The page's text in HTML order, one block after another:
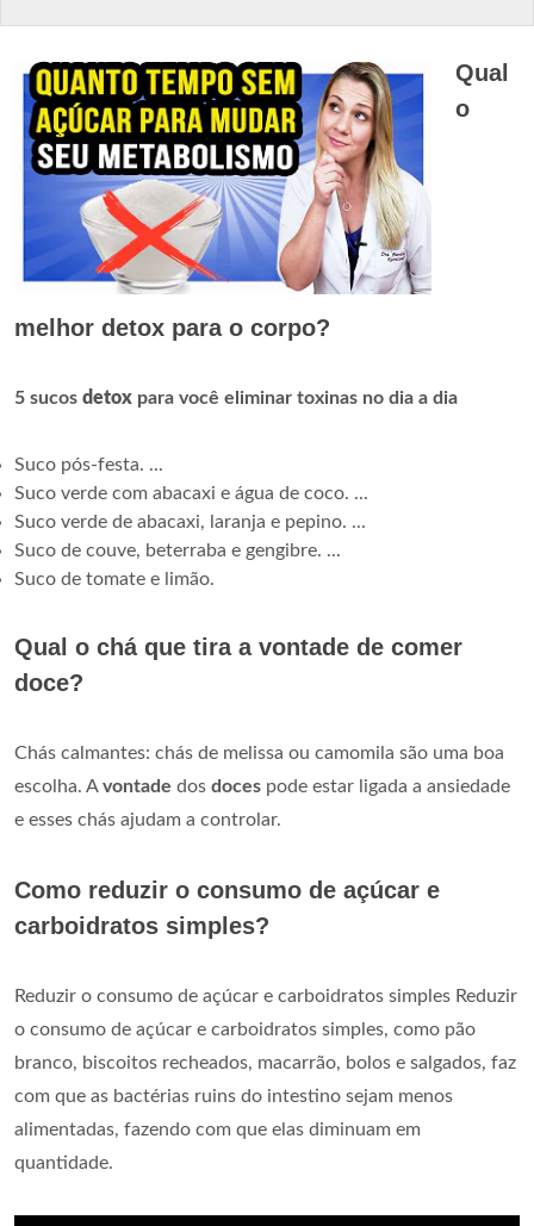
Qual
o
melhor detox para o corpo?
5 sucos detox para você eliminar toxinas no dia a dia
Suco pós-festa. ...
Suco verde com abacaxi e água de coco. ...
Suco verde de abacaxi, laranja e pepino. ...
Suco de couve, beterraba e gengibre. ...
Suco de tomate e limão.
Qual o chá que tira a vontade de comer
doce?
Chás calmantes: chás de melissa ou camomila são uma boa
escolha. Avontade dos doces pode estar ligada a ansiedade
e esses chás ajudam a controlar.
Como reduzir o consumo de açúcar e
carboidratos simples?
Reduzir o consumo de açúcar e carboidratos simples Reduzir
o consumo de açúcar e carboidratos simples, como pão
branco, biscoitos recheados, macarrão, bolos e salgados, faz
com que as bactérias ruins do intestino sejam menos
alimentadas, fazendo com que elas diminuam em
quantidade.